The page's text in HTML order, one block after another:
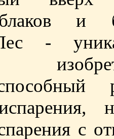
и
-
с